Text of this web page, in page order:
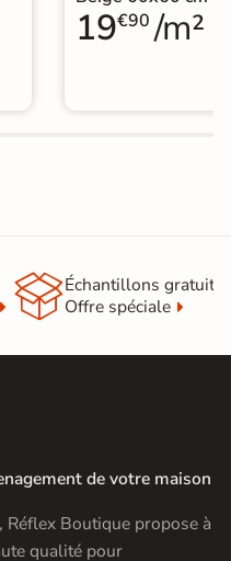
19€90 /m²
Échantillons gratuit
Offre spéciale
de votre maison
Réflex Boutique propose à
qualité pour